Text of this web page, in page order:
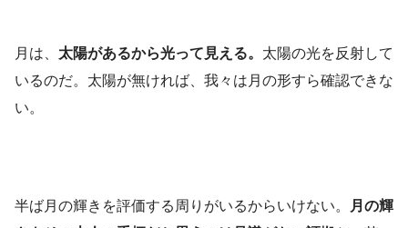
月は、 太陽があるから光って見える。 太陽の光を反射して
いるのだ。太陽が無ければ、我々は月の形すら確認できな
い。
半ば月の輝きを評価する周りがいるからいけない。
月の輝